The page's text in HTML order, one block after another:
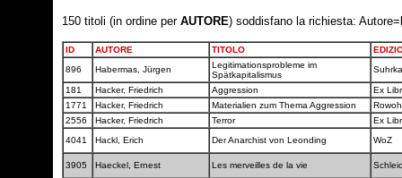
150 titoli (in ordine per AUTORE) soddisfano la richiesta: Autore=
ID AUTORE TITOLO
896
Habermas, Jürgen
Legitimationsprobleme im
Spätkapitalismus
181 Hacker, Friedrich Aggression
Ex
1771
Hacker, Friedrich Materialien zum Thema Aggression
2556
Hacker, Friedrich Terror
Ex
4041
Hackl, Erich Der Anarchist von Leonding WoZ
3905 Haeckel, Ernest Les merveilles de la vie